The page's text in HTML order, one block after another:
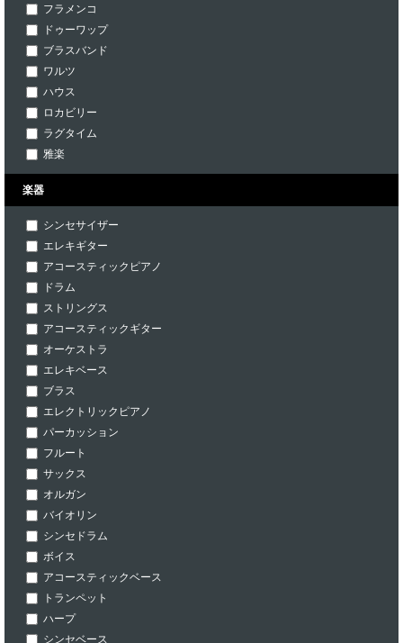
フラメンコ
ドゥーワップ
ブラスバンド
ワルツ
ハウス
ロカビリー
ラグタイム
雅楽
楽器
シンセサイザー
エレキギター
アコースティックピアノ
ドラム
ストリングス
アコースティックギター
オーケストラ
エレキベース
ブラス
エレクトリックピアノ
パーカッション
フルート
サックス
オルガン
バイオリン
シンセドラム
ボイス
アコースティックベース
トランペット
ハープ
シンセベース